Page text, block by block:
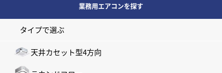
業務用エアコンを探す
タイプで選ぶ
天井カセット型4方向